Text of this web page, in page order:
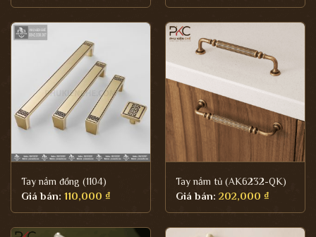
Tay nắm đồng (1104)
Giá bán: 110,000 ₫
Tay nắm tủ (AK6232-QK)
Giá bán: 202,000 ₫